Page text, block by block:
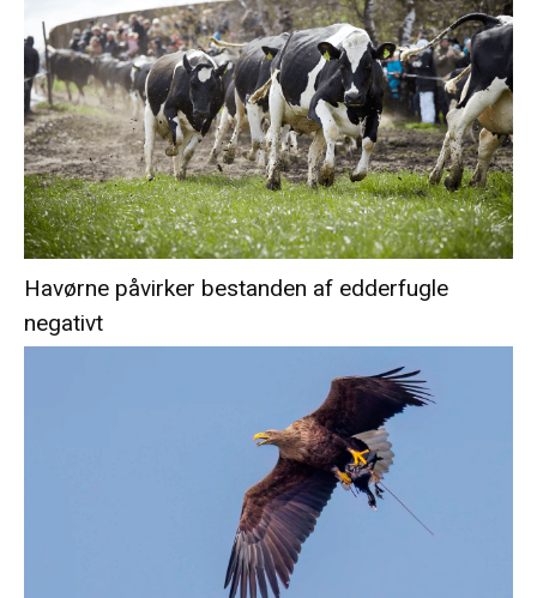
Havørne påvirker bestanden af edderfugle
negativt